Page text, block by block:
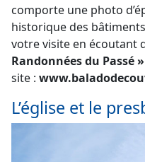
comporte une photo
historique des
votre visite en écoutant
Randonnées du Passé »
site :
L’église et le